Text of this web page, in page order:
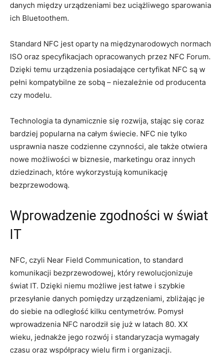
danych między urządzeniami bez uciążliwego sparowania
ich Bluetoothem.
Standard NFC jest oparty na międzynarodowych normach
ISO oraz specyfikacjach opracowanych przez NFC Forum.
Dzięki temu urządzenia posiadające certyfikat NFC są w
pełni kompatybilne ze sobą – niezależnie od producenta
czy modelu.
Technologia ta dynamicznie się rozwija, stając się coraz
bardziej popularna na całym świecie. NFC nie tylko
usprawnia nasze codzienne czynności, ale także otwiera
nowe możliwości w biznesie, marketingu oraz innych
dziedzinach, które wykorzystują komunikację
bezprzewodową.
Wprowadzenie zgodności w świat
IT
NFC, czyli Near Field Communication, to standard
komunikacji bezprzewodowej, który rewolucjonizuje
świat IT. Dzięki niemu możliwe jest łatwe i szybkie
przesyłanie danych pomiędzy urządzeniami, zbliżając je
do siebie na odległość kilku centymetrów. Pomysł
wprowadzenia NFC narodził się już w latach 80. XX
wieku, jednakże jego rozwój i standaryzacja wymagały
czasu oraz współpracy wielu firm i organizacji.